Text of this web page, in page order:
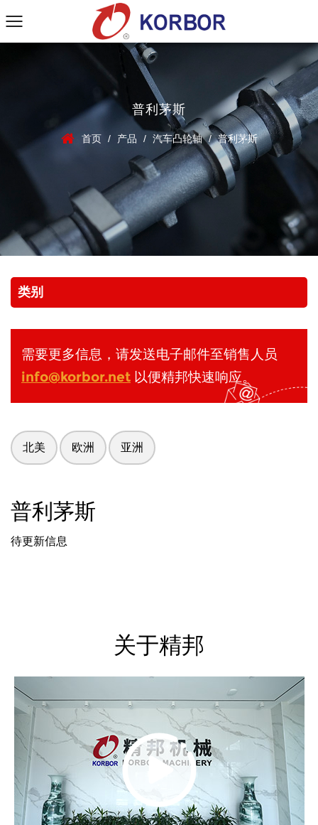
普利茅斯
首页 / 产品 / 汽车凸轮轴 / 普利茅斯
类别
需要更多信息，请发送电子邮件至销售人员
info@korbor.net 以便精邦快速响应。
北美 欧洲 亚洲
普利茅斯
待更新信息
关于精邦